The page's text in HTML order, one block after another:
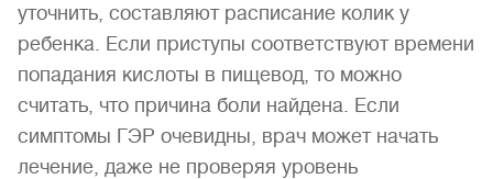
уточнить, составляют расписание колик у
ребенка. Если приступы соответствуют времени
попадания кислоты в пищевод, то можно
считать, что причина боли найдена. Если
симптомы ГЭР очевидны, врач может начать
лечение, даже не проверяя уровень